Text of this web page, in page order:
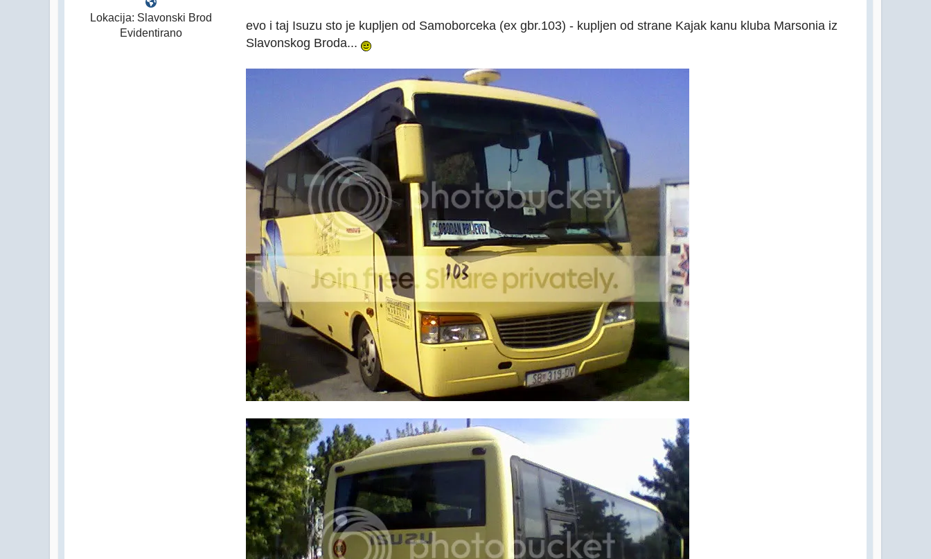
Lokacija: Slavonski Brod
Evidentirano
evo i taj Isuzu sto je kupljen od Samoborceka (ex gbr.103) - kupljen od strane Kajak kanu kluba Marsonia iz
Slavonskog Broda...